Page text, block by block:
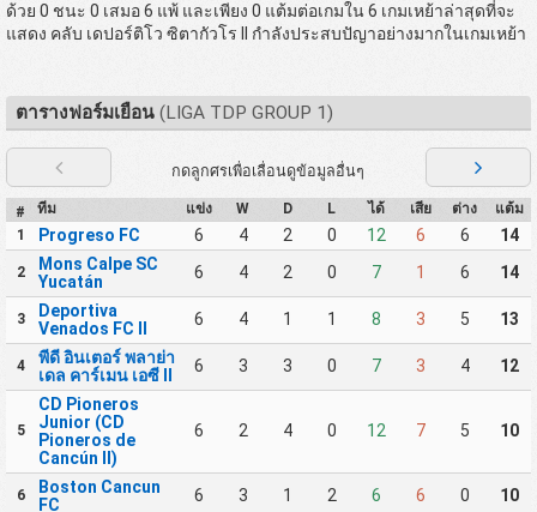
ด้วย 0 ชนะ 0 เสมอ 6 แพ้ และเพียง 0 แต้มต่อเกมใน 6 เกมเหย้าล่าสุดที่จะ
แสดง คลับ เดปอร์ติโว ซิตากัวโร II กำลังประสบปัญาอย่างมากในเกมเหย้า
ตารางฟอร์มเยือน(LIGA TDP GROUP 1)
กดลูกศรเพื่อเลื่อนดูข้อมูลอื่นๆ
# ทีม แข่ง W D L ได้ เสีย ต่าง
แต้ม
1
Progreso FC 6 4 2 0 12 6 6 14
2
Mons Calpe SC
Yucatán
6 4 2 0 7 1 6 14
3
Deportiva
Venados FC II
6 4 1 1 8 3 5 13
4
พีดี อินเตอร์ พลาย่า
เดล คาร์เมน เอซี II
6 3 3 0 7 3 4 12
5
CD Pioneros
Junior (CD
Pioneros de
Cancún II)
6 2 4 0 12 7 5 10
6
Boston Cancun
FC
6 3 1 2 6 6 0 10